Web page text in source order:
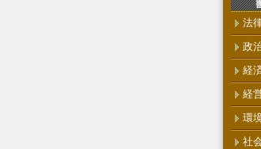
法
政
経
経
環
社